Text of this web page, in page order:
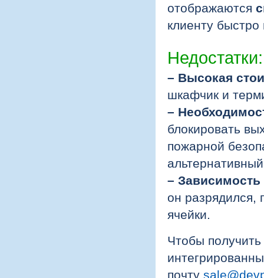
отображаются
клиенту
Недостатки:
– Высокая
шкафчик и
–
блокировать
пожарной
–
он разрядился,
ячейки.
Чтобы
почту